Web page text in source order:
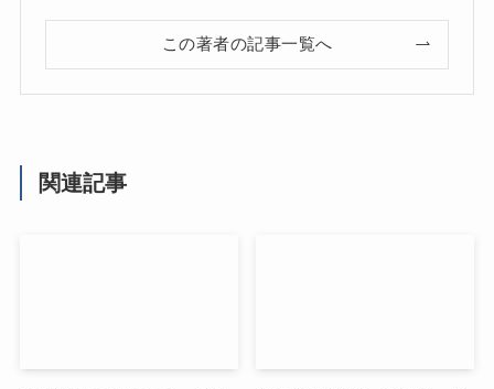
この著者の記事一覧へ
関連記事